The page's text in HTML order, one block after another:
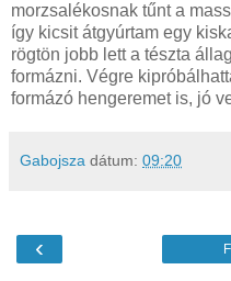
morzsalékosnak tűnt a
így kicsit átgyúrtam egy
rögtön jobb lett a tészta
formázni. Végre
formázó hengeremet is, jó
Gabojsza dátum: 09:20
‹